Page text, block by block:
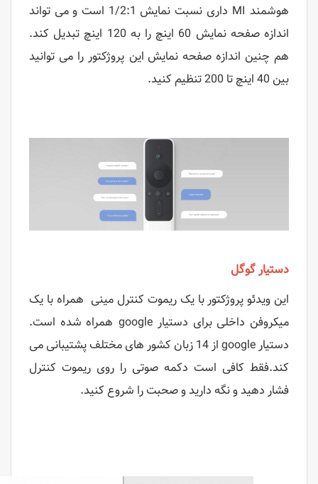
هوشمند MI داری نسبت نمایش 1/2:1 است و می تواند
اندازه صفحه نمایش 60 اینچ را به 120 اینچ تبدیل کند.
هم چنین اندازه صفحه نمایش این پروژکتور را می توانید
بین 40 اینچ تا 200 تنظیم کنید.
دستیار گوگل
این ویدئو پروژکتور با یک ریموت کنترل مینی همراه با یک
میکروفن داخلی برای دستیار google همراه شده است.
دستیار google از 14 زبان کشور های مختلف پشتیبانی می
کند.فقط کافی است دکمه صوتی را روی ریموت کنترل
فشار دهید و نگه دارید و صحبت را شروع کنید.